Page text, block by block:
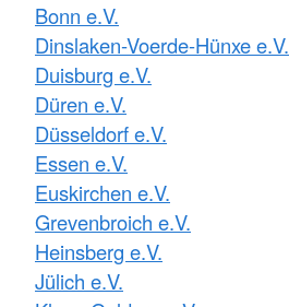
Bonn e.V.
Dinslaken-Voerde-Hünxe e.V.
Duisburg e.V.
Düren e.V.
Düsseldorf e.V.
Essen e.V.
Euskirchen e.V.
Grevenbroich e.V.
Heinsberg e.V.
Jülich e.V.